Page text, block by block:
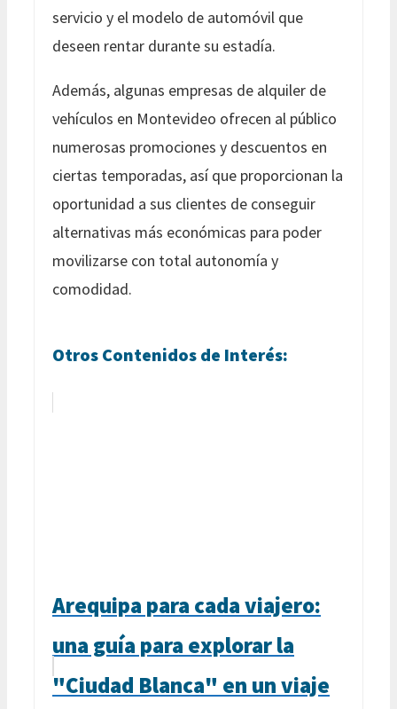
servicio y el modelo de automóvil que
deseen rentar durante su estadía.
Además, algunas empresas de alquiler de
vehículos en Montevideo ofrecen al público
numerosas promociones y descuentos en
ciertas temporadas, así que proporcionan la
oportunidad a sus clientes de conseguir
alternativas más económicas para poder
movilizarse con total autonomía y
comodidad.
Otros Contenidos de Interés:
Arequipa para cada viajero:
una guía para explorar la
"Ciudad Blanca" en un viaje